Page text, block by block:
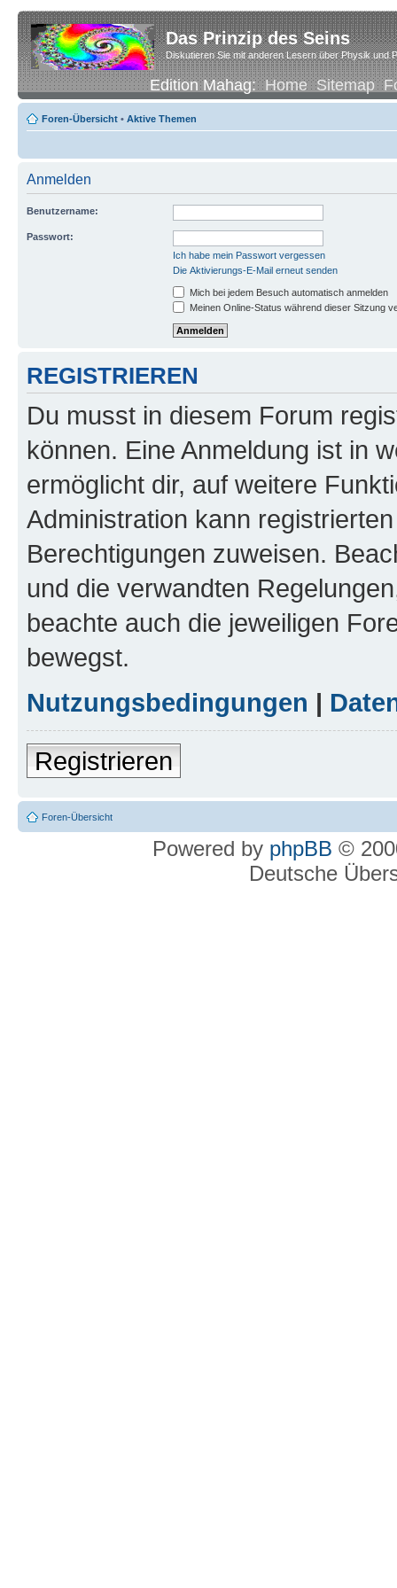
Das Prinzip des Seins
Diskutieren Sie mit anderen Lesern über Physik und
Edition Mahag:Home Sitemap
Foren-Übersicht • Aktive Themen
Anmelden
Benutzername:
Passwort:
Ich habe mein Passwort vergessen
Die Aktivierungs-E-Mail erneut senden
Mich bei jedem Besuch automatisch anmelden
Meinen Online-Status während dieser Sitzung
REGISTRIEREN
Du musst in diesem Forum
können. Eine Anmeldung ist in
ermöglicht dir, auf weitere
Administration kann
Berechtigungen zuweisen.
und die verwandten
beachte auch die jeweiligen
bewegst.
Nutzungsbedingungen |
Registrieren
Foren-Übersicht
Powered by phpBB ©
Deutsche